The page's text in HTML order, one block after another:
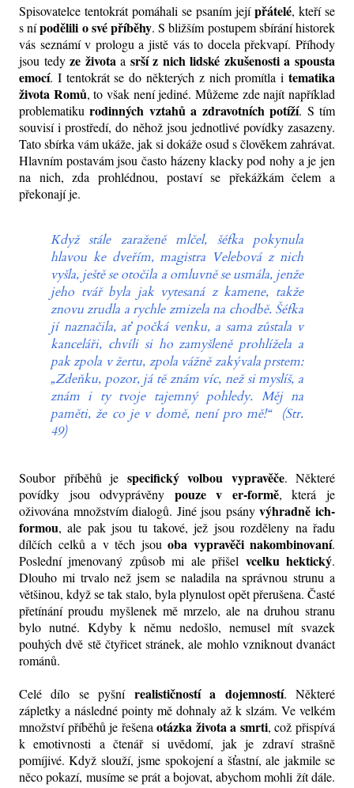
Spisovatelce tentokrát pomáhali se psaním jejípřátelé, kteří se
s nípodělili o své příběhy. S bližším postupem sbírání historek
vás seznámí v prologu a jistě vás to docela překvapí. Příhody
jsou tedyze života a srší z nich lidské zkušenosti a spousta
emocí. I tentokrát se do některých z nich promítla i tematika
života Romů, to však není jediné. Můžeme zde najít například
problematikurodinných vztahů a zdravotních potíží. S tím
souvisí i prostředí, do něhož jsou jednotlivé povídky zasazeny.
Tato sbírka vám ukáže, jak si dokáže osud s člověkem zahrávat.
Hlavním postavám jsou často házeny klacky pod nohy a je jen
na nich, zda prohlédnou, postaví se překážkám čelem a
překonají je.
Když stále zaraženě mlčel, šéfka pokynula
hlavou ke dveřím, magistra Velebová z nich
vyšla, ještě se otočila a omluvně se usmála, jenže
jeho tvář byla jak vytesaná z kamene, takže
znovu zrudla a rychle zmizela na chodbě. Šéfka
jí naznačila, ať počká venku, a sama zůstala v
kanceláři, chvíli si ho zamyšleně prohlížela a
pak zpola v žertu, zpola vážně zakývala prstem:
„Zdeňku, pozor, já tě znám víc, než si myslíš, a
znám i ty tvoje tajemný pohledy. Měj na
paměti, že co je v domě, není pro mě!“(Str.
49)
Soubor příběhů je specifický volbou vypravěče. Některé
povídky jsou odvyprávěny pouze v er-formě, která je
oživována množstvím dialogů. Jiné jsou psányvýhradně ich-
formou, ale pak jsou tu takové, jež jsou rozděleny na řadu
dílčích celků a v těch jsou oba vypravěči nakombinovaní.
Poslední jmenovaný způsob mi ale přišel vcelku hektický.
Dlouho mi trvalo než jsem se naladila na správnou strunu a
většinou, když se tak stalo, byla plynulost opět přerušena. Časté
přetínání proudu myšlenek mě mrzelo, ale na druhou stranu
bylo nutné. Kdyby k němu nedošlo, nemusel mít svazek
pouhých dvě stě čtyřicet stránek, ale mohlo vzniknout dvanáct
románů.
Celé dílo se pyšnírealističností a dojemností. Některé
zápletky a následné pointy mě dohnaly až k slzám. Ve velkém
množství příběhů je řešenaotázka života a smrti, což přispívá
k emotivnosti a čtenář si uvědomí, jak je zdraví strašně
pomíjivé. Když slouží, jsme spokojení a šťastní, ale jakmile se
něco pokazí, musíme se prát a bojovat, abychom mohli žít dále.